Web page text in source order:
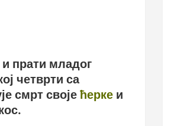
и прати младог
четврти са
смрт своје ћерке и